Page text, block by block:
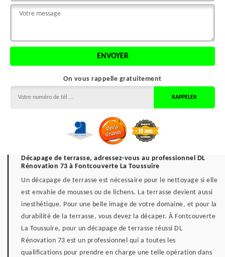
On vous rappelle gratuitement
Décapage de terrasse, adressez-vous au professionnel DL
Rénovation 73 à Fontcouverte La Toussuire
Un décapage de terrasse est nécessaire pour le nettoyage si elle
est envahie de mousses ou de lichens. La terrasse devient aussi
inesthétique. Pour une belle image de votre domaine, et pour la
durabilité de la terrasse, vous devez la décaper. À Fontcouverte
La Toussuire, pour un décapage de terrasse réussi DL
Rénovation 73 est un professionnel qui a toutes les
qualifications pour prendre en charge une telle opération dans